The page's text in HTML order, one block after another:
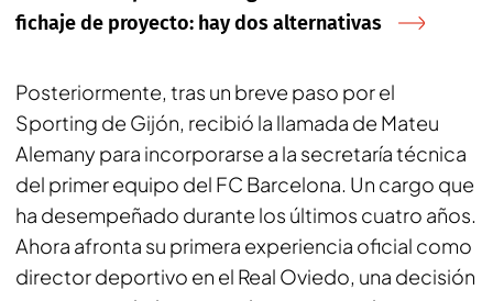
fichaje de proyecto: hay dos alternativas
Posteriormente, tras un breve paso por el
Sporting de Gijón, recibió la llamada de Mateu
Alemany para incorporarse a la secretaría técnica
del primer equipo del FC Barcelona. Un cargo que
ha desempeñado durante los últimos cuatro años.
Ahora afronta su primera experiencia oficial como
director deportivo en el Real Oviedo, una decisión